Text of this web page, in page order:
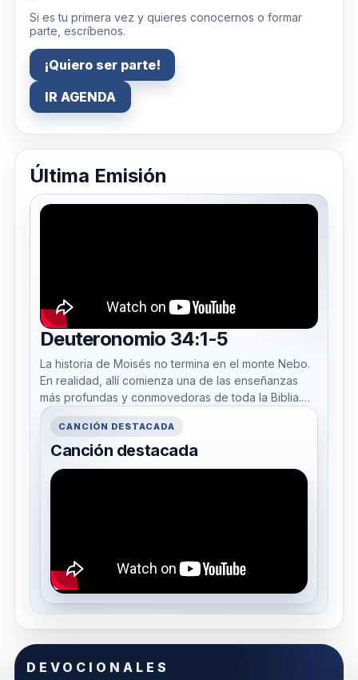
Si es tu primera vez y quieres conocernos o formar
parte, escríbenos.
¡Quiero ser parte!
IR AGENDA
Última Emisión
Deuteronomio 34:1-5
La historia de Moisés no termina en el monte Nebo.
En realidad, allí comienza una de las enseñanzas
más profundas y conmovedoras de toda la Biblia.
¿Por qué ...
CANCIÓN DESTACADA
Canción destacada
DEVOCIONALES